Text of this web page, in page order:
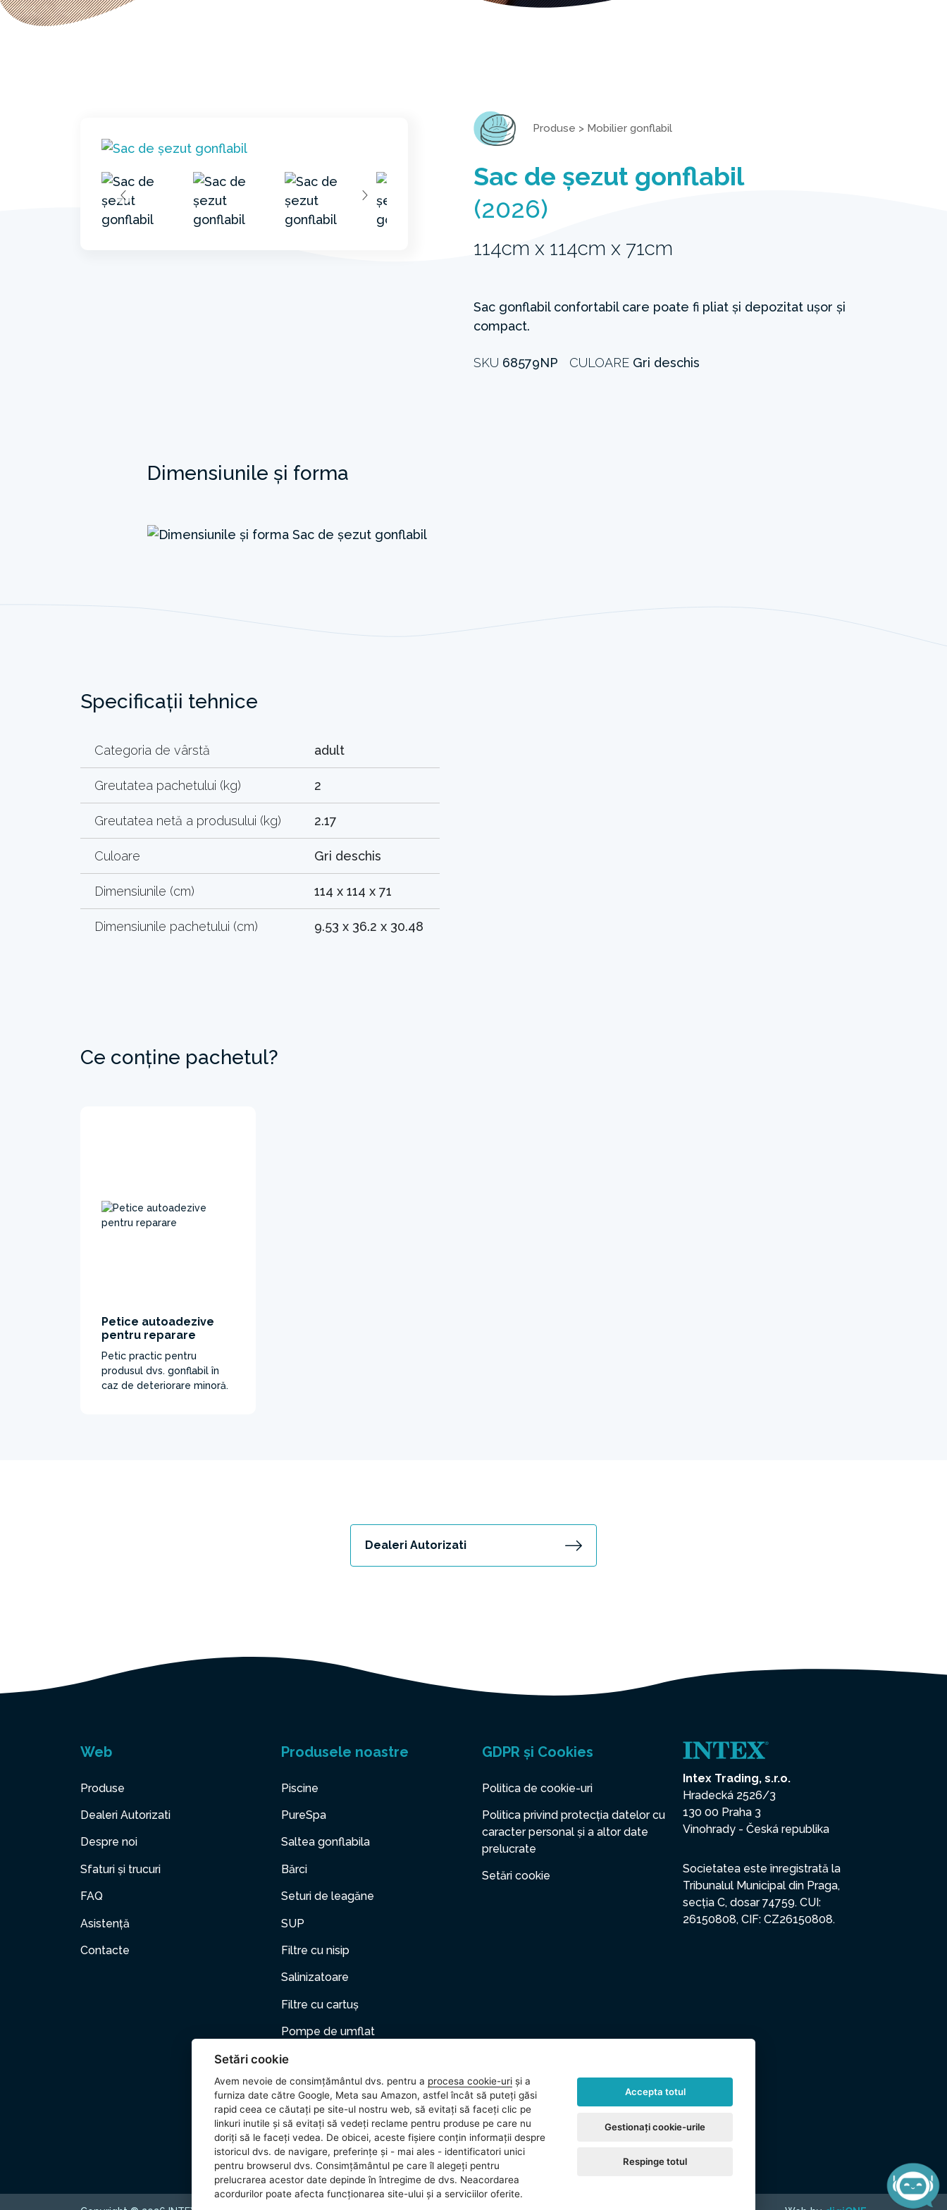
Produse > Mobilier gonflabil
Sac de șezut gonflabil
(2026)
114cm x 114cm x 71cm
Sac gonflabil confortabil care poate fi pliat și depozitat ușor și
compact.
SKU 68579NP CULOARE Gri deschis
Dimensiunile și forma
Specificații tehnice
Categoria de vârstă adult
Greutatea pachetului (kg) 2
Greutatea netă a produsului (kg) 2.17
Culoare Gri deschis
Dimensiunile (cm) 114 x 114 x 71
Dimensiunile pachetului (cm) 9.53 x 36.2 x 30.48
Ce conține pachetul?
Petice autoadezive
pentru reparare
Petic practic pentru
produsul dvs. gonflabil în
caz de deteriorare minoră.
Dealeri Autorizati
Web
Produse
Dealeri Autorizati
Despre noi
Sfaturi și trucuri
FAQ
Asistență
Contacte
Produsele noastre
Piscine
PureSpa
Saltea gonflabila
Bărci
Seturi de leagăne
SUP
Filtre cu nisip
Salinizatoare
Filtre cu cartuș
Pompe de umflat
Mobilier gonflabil
Animale de companie
Accesorii
Wetset (gonflabile)
GDPR și Cookies
Politica de cookie-uri
Politica privind protecția datelor cu
caracter personal și a altor date
prelucrate
Setări cookie
Intex Trading, s.r.o.
Hradecká 2526/3
130 00 Praha 3
Vinohrady - Česká republika
Societatea este înregistrată la
Tribunalul Municipal din Praga,
secția C, dosar 74759. CUI:
26150808, CIF: CZ26150808.
Setări cookie
Avem nevoie de consimțământul dvs. pentru a procesa cookie-uri și a
furniza date către Google, Meta sau Amazon, astfel încât să puteți găsi
rapid ceea ce căutați pe site-ul nostru web, să evitați să faceți clic pe
linkuri inutile și să evitați să vedeți reclame pentru produse pe care nu
doriți să le faceți vedea. De obicei, aceste fișiere conțin informații despre
istoricul dvs. de navigare, preferințe și - mai ales - identificatori unici
pentru browserul dvs. Consimțământul pe care îl alegeți pentru
prelucrarea acestor date depinde în întregime de dvs. Neacordarea
acordurilor poate afecta funcționarea site-ului și a serviciilor oferite.
Accepta totul
Gestionați cookie-urile
Respinge totul